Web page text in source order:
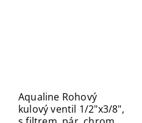
Aqualine Rohový
kulový ventil 1/2"x3/8",